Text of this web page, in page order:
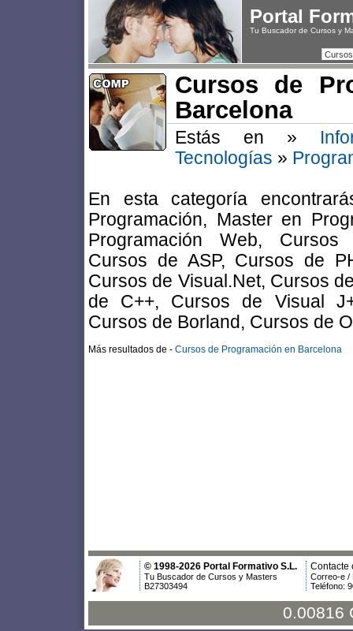
Portal
Tu Buscador de Cursos y
Cursos de
Barcelona
Estás en »
Tecnologías »
En esta categoría
Programación, Master en
Programación Web,
Cursos de ASP, Cursos de
Cursos de Visual.Net, Cursos
de C++, Cursos de Visual
Cursos de Borland, Cursos de
Más resultados de - Cursos de Programación en Barcelona
© 1998-2026 Portal Formativo S.L.
Tu Buscador de Cursos y Masters
B27303494
Contacte
Correo-e /
Teléfono:
0.00816